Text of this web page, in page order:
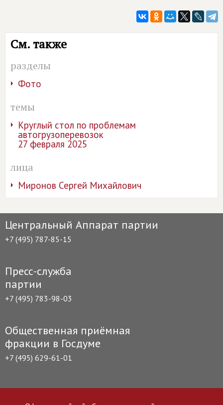
См. также
разделы
Фото
темы
Круглый стол по проблемам
автогрузоперевозок
27 февраля 2025
лица
Миронов Сергей Михайлович
Центральный Аппарат партии
+7 (495) 787-85-15
Пресс-служба
партии
+7 (495) 783-98-03
Общественная приёмная
фракции в Госдуме
+7 (495) 629-61-01